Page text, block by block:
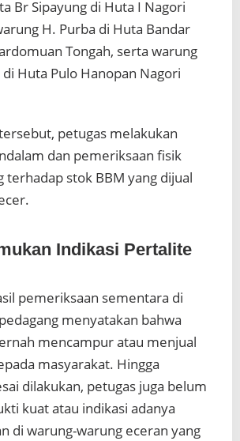
Br Sipayung di Huta I Nagori
H. Purba di Huta Bandar
Tongah, serta warung
Huta Pulo Hanopan Nagori
petugas melakukan
dan pemeriksaan fisik
terhadap stok BBM yang dijual
Indikasi Pertalite
pemeriksaan sementara di
menyatakan bahwa
mencampur atau menjual
masyarakat. Hingga
dilakukan, petugas juga belum
kuat atau indikasi adanya
di warung-warung eceran yang